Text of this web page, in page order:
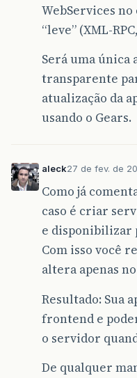
WebServices no
“leve” (XML-
Será uma única
transparente
atualização da
usando o Gears.
aleck27 de fev. de
Como já
caso é criar
e disponibilizar
Com isso você
altera apenas
Resultado: Sua
frontend e
o servidor
De qualquer